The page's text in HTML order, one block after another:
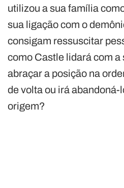
utilizou a sua família
sua ligação com o
consigam ressuscitar
como Castle lidará com a
abraçar a posição na
de volta ou irá abandoná-
origem?